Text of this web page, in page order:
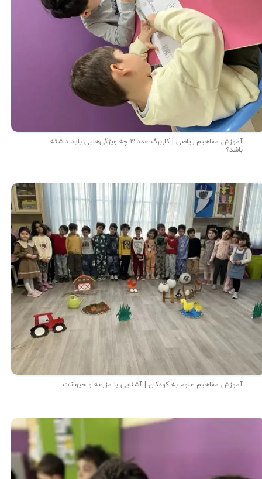
آموزش مفاهیم ریاضی | کاربرگ عدد ۳ چه ویژگی‌هایی باید داشته
باشد؟
آموزش مفاهیم علوم به کودکان | آشنایی با مزرعه و حیوانات